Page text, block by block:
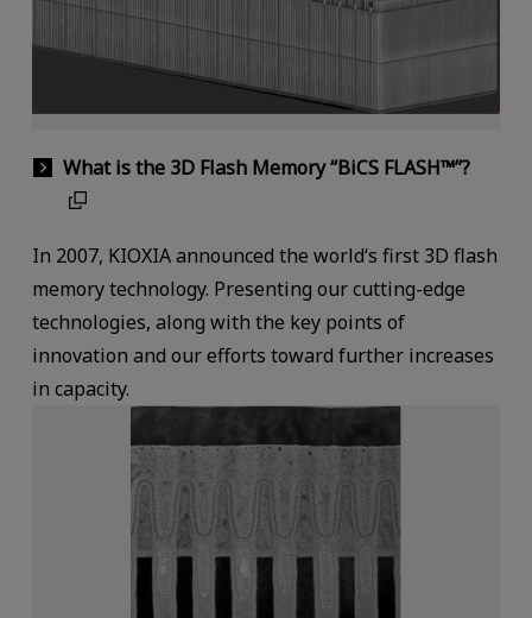
What is the 3D Flash Memory “BiCS FLASH™”?
In 2007, KIOXIA announced the world‘s first 3D flash
memory technology. Presenting our cutting-edge
technologies, along with the key points of
innovation and our efforts toward further increases
in capacity.